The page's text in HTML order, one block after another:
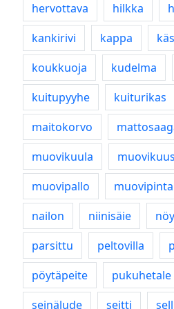
hervottava hilkka
kankirivi
kappa
koukkuoja
kudelma
kuitupyyhe
kuiturikas
maitokorvo
muovikuula
muovipallo
muovipinta
nailon
niinisäie
parsittu
peltovilla
pöytäpeite
pukuhetale
seinälude
seitti